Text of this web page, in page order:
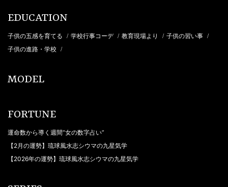
EDUCATION
子供の五感を育てる / 学校行事コーデ / 教育現場より / 子供の習い事 /
子供の進路・学校 /
MODEL
FORTUNE
運命数から導く週間“女の数字占い”
【2月の運勢】琉球風水志シウマの九星気学
【2026年の運勢】琉球風水志シウマの九星気学